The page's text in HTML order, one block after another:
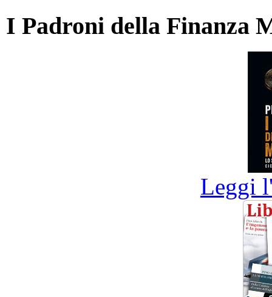
I Padroni della Finanza
Leggi